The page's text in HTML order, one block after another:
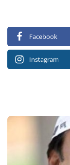
Facebook
Instagram